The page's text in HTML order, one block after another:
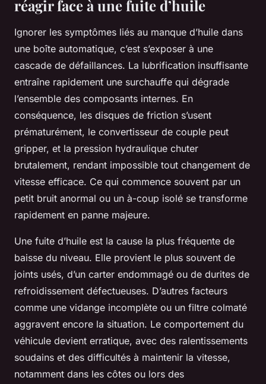
réagir face à une fuite d’huile
Ignorer les symptômes liés au manque d’huile dans
une boîte automatique, c’est s’exposer à une
cascade de défaillances. La lubrification insuffisante
entraîne rapidement une surchauffe qui dégrade
l’ensemble des composants internes. En
conséquence, les disques de friction s’usent
prématurément, le convertisseur de couple peut
gripper, et la pression hydraulique chuter
brutalement, rendant impossible tout changement de
vitesse efficace. Ce qui commence souvent par un
petit bruit anormal ou un à-coup isolé se transforme
rapidement en panne majeure.
Une fuite d’huile est la cause la plus fréquente de
baisse du niveau. Elle provient le plus souvent de
joints usés, d’un carter endommagé ou de durites de
refroidissement défectueuses. D’autres facteurs
comme une vidange incomplète ou un filtre colmaté
aggravent encore la situation. Le comportement du
véhicule devient erratique, avec des ralentissements
soudains et des difficultés à maintenir la vitesse,
notamment dans les côtes ou lors des